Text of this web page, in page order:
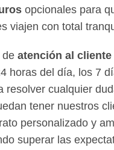
opcionales para
viajen con total
deatención al cliente
horas del día, los 7
resolver cualquier
tener nuestros
personalizado y
superar las